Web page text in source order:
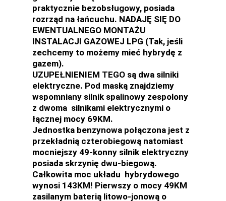
praktycznie bezobsługowy, posiada
rozrząd na łańcuchu. NADAJĘ SIĘ DO
EWENTUALNEGO MONTAŻU
INSTALACJI GAZOWEJ LPG (Tak, jeśli
zechcemy to możemy mieć hybrydę z
gazem).
UZUPEŁNIENIEM TEGO są dwa silniki
elektryczne. Pod maską znajdziemy
wspomniany silnik spalinowy zespolony
z dwoma silnikami elektrycznymi o
łącznej mocy 69KM.
Jednostka benzynowa połączona jest z
przekładnią czterobiegową natomiast
mocniejszy 49-konny silnik elektryczny
posiada skrzynię dwu-biegową.
Całkowita moc układu hybrydowego
wynosi 143KM! Pierwszy o mocy 49KM
zasilanym baterią litowo-jonową o